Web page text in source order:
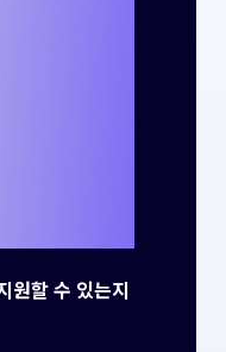
원할 수 있는지